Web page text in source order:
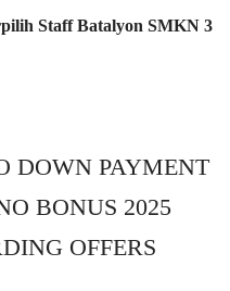
Staff Batalyon SMKN 3
DOWN PAYMENT
BONUS 2025
OFFERS